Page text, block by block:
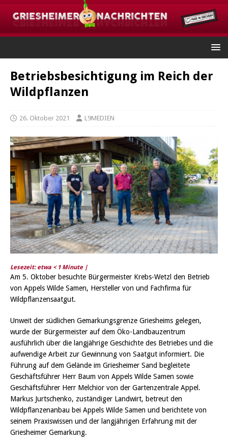
Betriebsbesichtigung im Reich der
Wildpflanzen
26. Oktober 2021 L9MEDIEN
Lesezeit: etwa < 1 Minute |
Am 5. Oktober besuchte Bürgermeister Krebs-Wetzl den Betrieb
von Appels Wilde Samen, Hersteller von und Fachfirma für
Wildpflanzensaatgut.
Unweit der südlichen Gemarkungsgrenze Griesheims gelegen,
wurde der Bürgermeister auf dem Öko-Landbauzentrum
ausführlich über die langjährige Geschichte des Betriebes und die
aufwendige Arbeit zur Gewinnung von Saatgut informiert. Die
Führung auf dem Gelände im Griesheimer Sand begleitete
Geschäftsführer Herr Baum von Appels Wilde Samen sowie
Geschäftsführer Herr Melchior von der Gartenzentrale Appel.
Markus Jurtschenko, zuständiger Landwirt, betreut den
Wildpflanzenanbau bei Appels Wilde Samen und berichtete von
seinem Praxiswissen und der langjährigen Erfahrung mit der
Griesheimer Gemarkung.